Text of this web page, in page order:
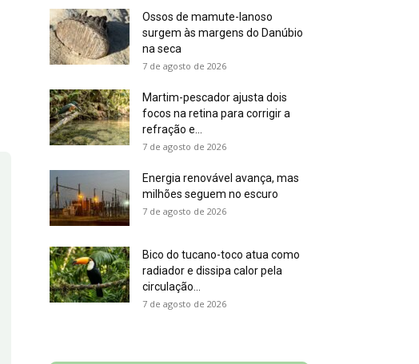
Ossos de mamute-lanoso
surgem às margens do Danúbio
na seca
7 de agosto de 2026
Martim-pescador ajusta dois
focos na retina para corrigir a
refração e...
7 de agosto de 2026
Energia renovável avança, mas
milhões seguem no escuro
7 de agosto de 2026
Bico do tucano-toco atua como
radiador e dissipa calor pela
circulação...
7 de agosto de 2026